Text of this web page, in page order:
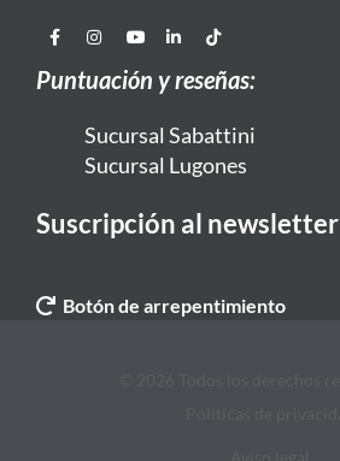
Puntuación y reseñas:
Sucursal Sabattini
Sucursal Lugones
Suscripción al newsletter
Botón de arrepentimiento